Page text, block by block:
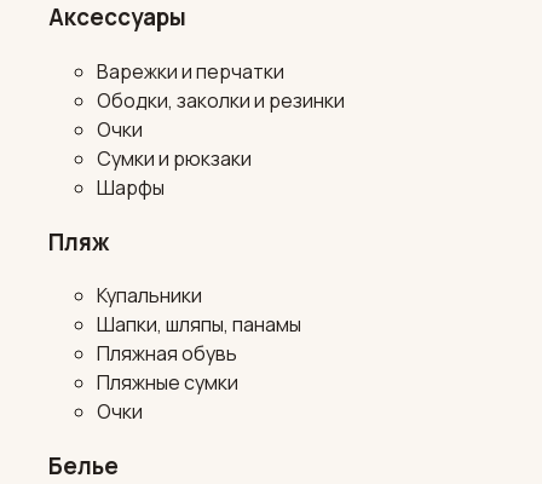
Аксессуары
Варежки и перчатки
Ободки, заколки и резинки
Очки
Сумки и рюкзаки
Шарфы
Пляж
Купальники
Шапки, шляпы, панамы
Пляжная обувь
Пляжные сумки
Очки
Белье